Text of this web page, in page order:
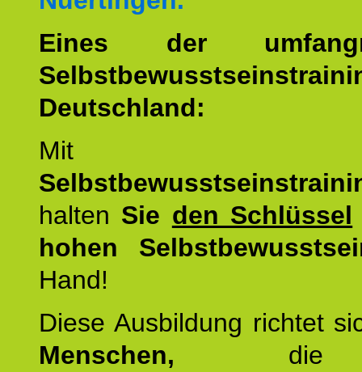
Eines der
Deutschland:
Mit
halten Sie den Schlüssel
hohen
Hand!
Diese Ausbildung richtet
Menschen,